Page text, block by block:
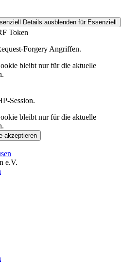
Details ausblenden für Essenziell
Token
Forgery Angriffen.
bleibt nur für die aktuelle
Session.
bleibt nur für die aktuelle
akzeptieren
e.V.